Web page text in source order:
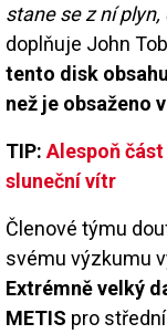
stane se z ní
doplňuje John
tento disk
než je obsaženo
TIP: Alespoň
sluneční vítr
Členové týmu
svému výzkumu
Extrémně velký
METIS pro